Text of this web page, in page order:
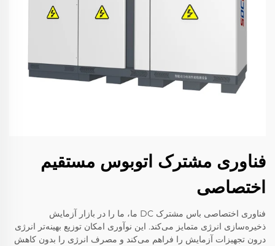
فناوری مشترک اتوبوس مستقیم
اختصاصی
فناوری اختصاصی باس مشترک DC ما، ما را در بازار آزمایش
ذخیره‌سازی انرژی متمایز می‌کند. این نوآوری امکان توزیع بهینه‌تر انرژی
درون تجهیزات آزمایش را فراهم می‌کند و مصرف انرژی را بدون کاهش